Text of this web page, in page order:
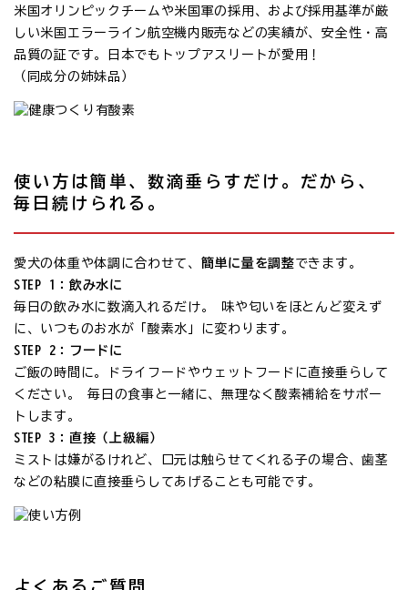
米国オリンピックチームや米国軍の採用、および採用基準が厳
しい米国エラーライン航空機内販売などの実績が、安全性・高
品質の証です。日本でもトップアスリートが愛用！
（同成分の姉妹品）
使い方は簡単、数滴垂らすだけ。だから、
毎日続けられる。
愛犬の体重や体調に合わせて、 簡単に量を調整できます。
STEP 1：飲み水に
毎日の飲み水に数滴入れるだけ。 味や匂いをほとんど変えず
に、いつものお水が「酸素水」に変わります。
STEP 2：フードに
ご飯の時間に。ドライフードやウェットフードに直接垂らして
ください。 毎日の食事と一緒に、無理なく酸素補給をサポー
トします。
STEP 3：直接（上級編）
ミストは嫌がるけれど、口元は触らせてくれる子の場合、歯茎
などの粘膜に直接垂らしてあげることも可能です。